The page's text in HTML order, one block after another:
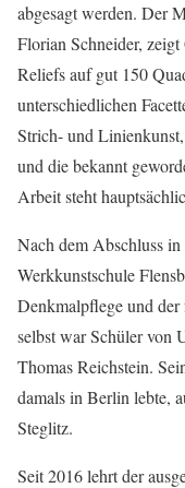
abgesagt werden. Der
Florian Schneider,
Reliefs auf gut 150
unterschiedlichen
Strich- und
und die bekannt
Arbeit steht
Nach dem Abschluss
Werkkunstschule
Denkmalpflege und
selbst war Schüler von
Thomas Reichstein.
damals in Berlin lebte,
Steglitz.
Seit 2016 lehrt der